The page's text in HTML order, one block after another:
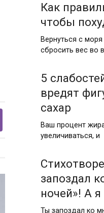
Как
чтобы
Вернуться с
сбросить вес во
5
вредят
сахар
Ваш процент
увеличиваться, и
запоздал
ночей»! А
Ты запоздал ко